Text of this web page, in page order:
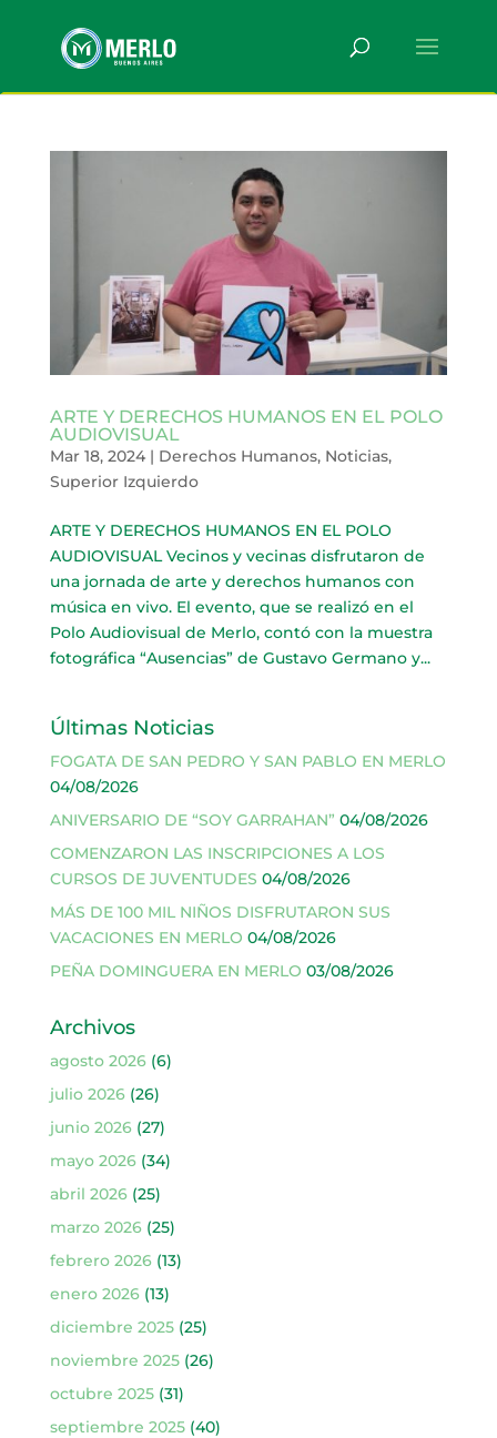
ARTE Y DERECHOS HUMANOS EN EL POLO
AUDIOVISUAL
Mar 18, 2024| Derechos Humanos, Noticias,
Superior Izquierdo
ARTE Y DERECHOS HUMANOS EN EL POLO
AUDIOVISUAL Vecinos y vecinas disfrutaron de
una jornada de arte y derechos humanos con
música en vivo. El evento, que se realizó en el
Polo Audiovisual de Merlo, contó con la muestra
fotográfica “Ausencias” de Gustavo Germano y...
Últimas Noticias
FOGATA DE SAN PEDRO Y SAN PABLO EN MERLO
04/08/2026
ANIVERSARIO DE “SOY GARRAHAN” 04/08/2026
COMENZARON LAS INSCRIPCIONES A LOS
CURSOS DE JUVENTUDES 04/08/2026
MÁS DE 100 MIL NIÑOS DISFRUTARON SUS
VACACIONES EN MERLO 04/08/2026
PEÑA DOMINGUERA EN MERLO 03/08/2026
Archivos
agosto 2026(6)
julio 2026(26)
junio 2026(27)
mayo 2026(34)
abril 2026(25)
marzo 2026(25)
febrero 2026(13)
enero 2026(13)
diciembre 2025(25)
noviembre 2025(26)
octubre 2025(31)
septiembre 2025(40)